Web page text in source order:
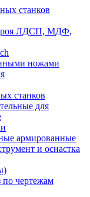
станков
ЛДСП, МДФ,
ножами
станков
для
армированные
и оснастка
по чертежам